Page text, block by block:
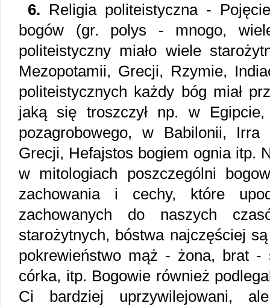
6. Religia politeistyczna -
bogów (gr. polys - mnogo,
politeistyczny miało wiele
Mezopotamii, Grecji, Rzymie,
politeistycznych każdy bóg miał
jaką się troszczył np. w
pozagrobowego, w Babilonii,
Grecji, Hefajstos bogiem ognia itp.
w mitologiach poszczególni
zachowania i cechy, które
zachowanych do naszych
starożytnych, bóstwa najczęściej
pokrewieństwo mąż - żona, brat
córka, itp. Bogowie również
Ci bardziej uprzywilejowani,